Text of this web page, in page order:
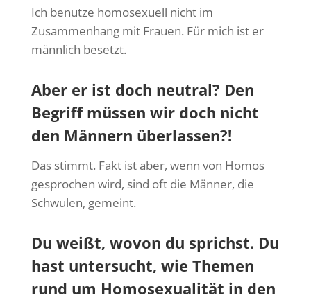
Ich benutze homosexuell nicht im
Zusammenhang mit Frauen. Für mich ist er
männlich besetzt.
Aber er ist doch neutral? Den
Begriff müssen wir doch nicht
den Männern überlassen?!
Das stimmt. Fakt ist aber, wenn von Homos
gesprochen wird, sind oft die Männer, die
Schwulen, gemeint.
Du weißt, wovon du sprichst. Du
hast untersucht, wie Themen
rund um Homosexualität in den